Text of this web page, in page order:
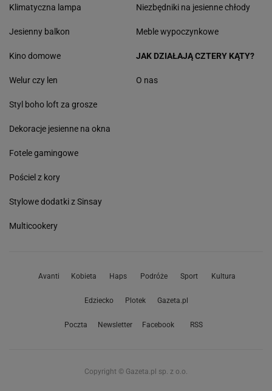
Klimatyczna lampa
Jesienny balkon
Niezbędniki na jesienne chłody
Meble wypoczynkowe
Kino domowe
Welur czy len
Styl boho loft za grosze
Dekoracje jesienne na okna
Fotele gamingowe
Pościel z kory
Stylowe dodatki z Sinsay
Multicookery
JAK DZIAŁAJĄ CZTERY KĄTY?
O nas
Avanti Kobieta Haps Podróże Sport Kultura
Edziecko Plotek Gazeta.pl
Poczta Newsletter Facebook RSS
Copyright © Gazeta.pl sp. z o.o.